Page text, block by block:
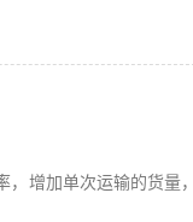
，增加单次运输的货